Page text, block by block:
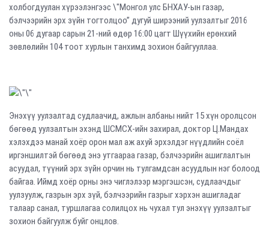
холбогдуулан хүрээлэнгээс \"Монгол улс БНХАУ-ын газар,
бэлчээрийн эрх зүйн тогтолцоо” дугуй ширээний уулзалтыг 2016
оны 06 дугаар сарын 21-ний өдөр 16:00 цагт Шүүхийн ерөнхий
зөвлөлийн 104 тоот хурлын танхимд зохион байгууллаа.
Энэхүү уулзалтад судлаачид, ажлын албаны нийт 15 хүн оролцсон
бөгөөд уулзалтын эхэнд ШСМСХ-ийн захирал, доктор Ц.Мандах
хэлэхдээ манай хоёр орон мал аж ахуй эрхэлдэг нүүдлийн соёл
иргэншилтэй бөгөөд энэ утгаараа газар, бэлчээрийн ашиглалтын
асуудал, түүний эрх зүйн орчин нь тулгамдсан асуудлын нэг болоод
байгаа. Иймд хоёр орны энэ чиглэлээр мэргэшсэн, судлаачдыг
уулзуулж, газрын эрх зүй, бэлчээрийн газрыг хэрхэн ашигладаг
талаар санал, туршлагаа солилцох нь чухал тул энэхүү уулзалтыг
зохион байгуулж буйг онцлов.